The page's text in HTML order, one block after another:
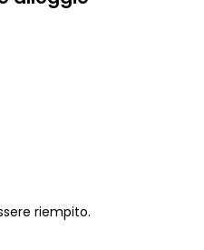
riempito.